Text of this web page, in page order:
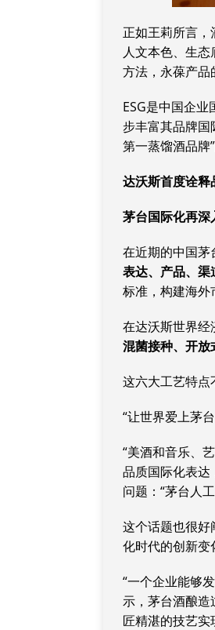
正如王莉所言
人文本色、生
方法，永葆产品
ESG是中国企
步丰富其品牌国
第一蒸馏酒品牌
达沃斯首度诠释
茅台国际化再深
在近期的中国
表达、产品、渠
标准，构建海外
在达沃斯世界经
混菌接种、开放
这六大工艺特点
“让世界爱上茅
“美酒和音乐、
品质国际化表
问题：“茅台人
这个话题也很
化时代的创新变
“一个企业能够
示，茅台酒酿
匠精湛的技艺实